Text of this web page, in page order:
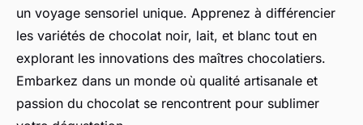
un voyage sensoriel unique. Apprenez à différencier
les variétés de chocolat noir, lait, et blanc tout en
explorant les innovations des maîtres chocolatiers.
Embarkez dans un monde où qualité artisanale et
passion du chocolat se rencontrent pour sublimer